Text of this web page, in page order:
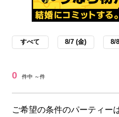
すべて 8/7 (金) 8/
0 件中 ～件
ご希望の条件のパーティー